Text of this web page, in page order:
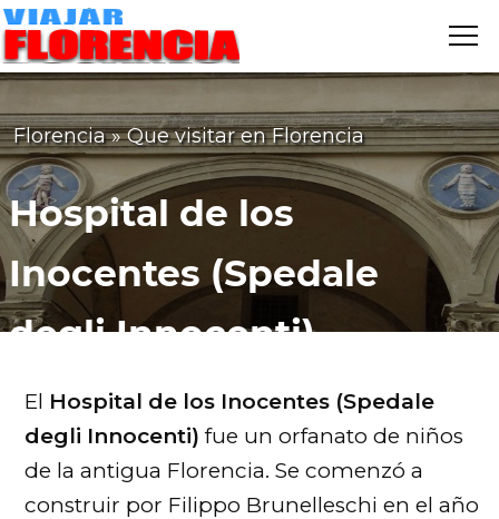
VIAJAR
Florencia »Que visitar en Florencia
Hospital de los
Inocentes (Spedale
degli Innocenti)
El Hospital de los Inocentes (Spedale
degli Innocenti) fue un orfanato de niños
de la antigua Florencia. Se comenzó a
construir por Filippo Brunelleschi en el año